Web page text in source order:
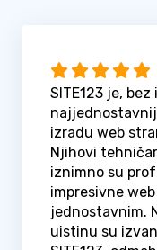
SITE123 je,
izradu web
Njihovi
iznimno su
impresivne
jednostavnim.
uistinu su